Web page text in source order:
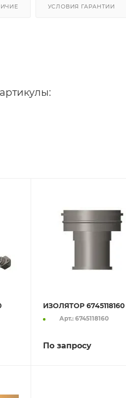
УСЛОВИЯ ГАРАНТИИ
ИЗОЛЯТОР 6745118160
Арт.: 6745118160
По запросу